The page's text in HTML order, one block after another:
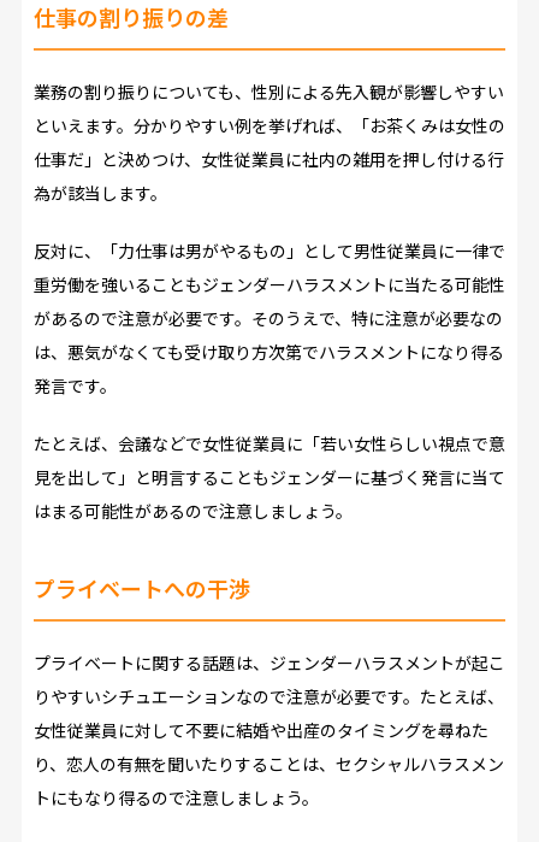
仕事の割り振りの差
業務の割り振りについても、性別による先入観が影響しやすい
といえます。分かりやすい例を挙げれば、「お茶くみは女性の
仕事だ」と決めつけ、女性従業員に社内の雑用を押し付ける行
為が該当します。
反対に、「力仕事は男がやるもの」として男性従業員に一律で
重労働を強いることもジェンダーハラスメントに当たる可能性
があるので注意が必要です。そのうえで、特に注意が必要なの
は、悪気がなくても受け取り方次第でハラスメントになり得る
発言です。
たとえば、会議などで女性従業員に「若い女性らしい視点で意
見を出して」と明言することもジェンダーに基づく発言に当て
はまる可能性があるので注意しましょう。
プライベートへの干渉
プライベートに関する話題は、ジェンダーハラスメントが起こ
りやすいシチュエーションなので注意が必要です。たとえば、
女性従業員に対して不要に結婚や出産のタイミングを尋ねた
り、恋人の有無を聞いたりすることは、セクシャルハラスメン
トにもなり得るので注意しましょう。